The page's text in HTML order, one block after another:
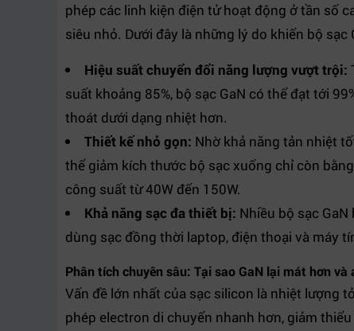
phép các linh kiện điện tử hoạt động ở tần số
siêu nhỏ. Dưới đây là những lý do khiến bộ
Hiệu suất chuyển đổi năng lượng vượt trội:
suất khoảng 85%, bộ sạc GaN có thể đạt tới
thoát dưới dạng nhiệt hơn.
Thiết kế nhỏ gọn: Nhờ khả năng tản nhiệt
thể giảm kích thước bộ sạc xuống chỉ còn
công suất từ 40W đến 150W.
Khả năng sạc đa thiết bị: Nhiều bộ sạc
dùng sạc đồng thời laptop, điện thoại và máy
Phân tích chuyên sâu: Tại sao GaN lại mát hơn và
Vấn đề lớn nhất của sạc silicon là nhiệt lượng
phép electron di chuyển nhanh hơn, giảm